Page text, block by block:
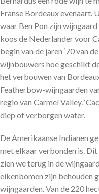
Franse Bordeaux evenaart.
waar Ben Pon zijn
koos de Nederlander voor
begin van de jaren ‘70 van
wijnbouwers hoe geschikt
het verbouwen van
Featherbow-wijngaarden
regio van Carmel Valley.
diep of verborgen water.
De Amerikaanse Indianen
met elkaar verbonden is.
zien we terug in de
eikenbomen zijn behouden
wijngaarden. Van de 220